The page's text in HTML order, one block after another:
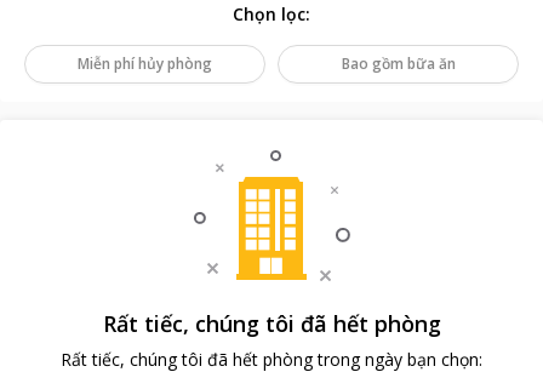
Chọn lọc:
Miễn phí hủy phòng Bao gồm bữa ăn
Rất tiếc, chúng tôi đã hết phòng
Rất tiếc, chúng tôi đã hết phòng trong ngày bạn chọn: